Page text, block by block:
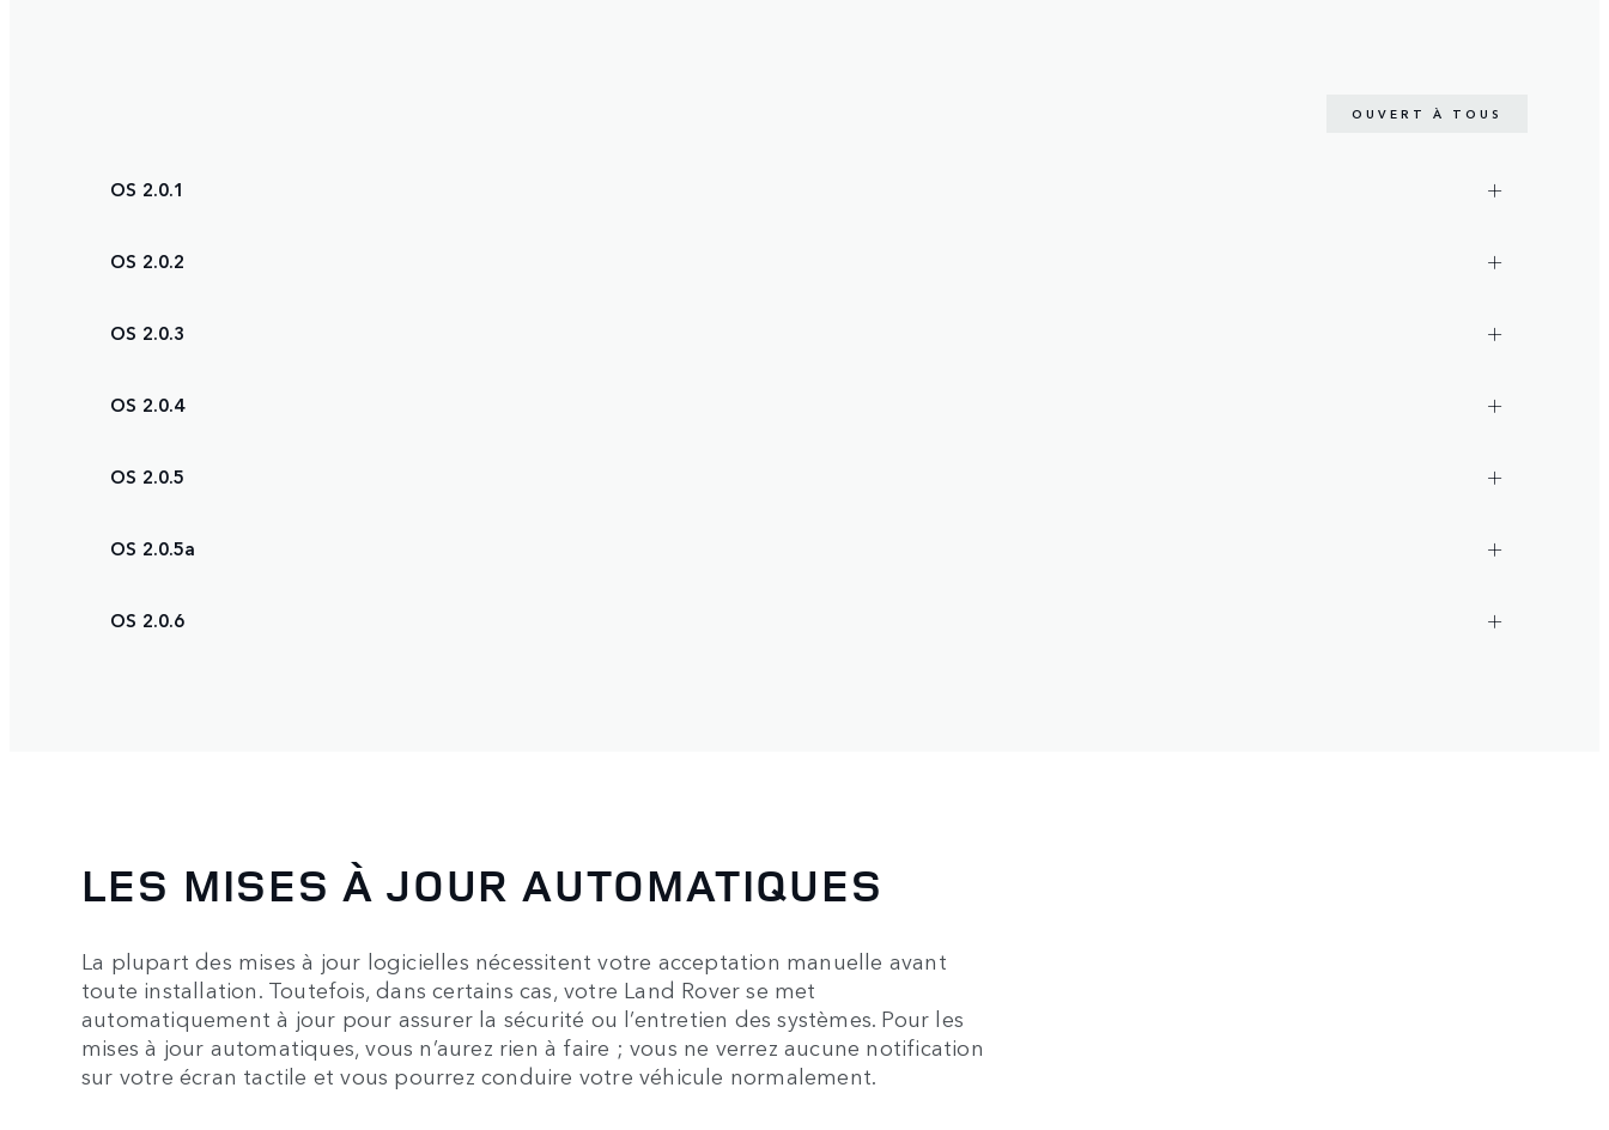
OUVERT À TOUS
OS 2.0.1
OS 2.0.2
OS 2.0.3
OS 2.0.4
OS 2.0.5
OS 2.0.5a
OS 2.0.6
LES MISES À JOUR AUTOMATIQUES
La plupart des mises à jour logicielles nécessitent votre acceptation manuelle avant
toute installation. Toutefois, dans certains cas, votre Land Rover se met
automatiquement à jour pour assurer la sécurité ou l’entretien des systèmes. Pour les
mises à jour automatiques, vous n’aurez rien à faire ; vous ne verrez aucune notification
sur votre écran tactile et vous pourrez conduire votre véhicule normalement.